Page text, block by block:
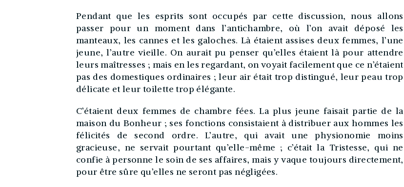
Pendant que les esprits sont occupés par cette discussion, nous allons
passer pour un moment dans l’antichambre, où l’on avait déposé les
manteaux, les cannes et les galoches. Là étaient assises deux femmes, l’une
jeune, l’autre vieille. On aurait pu penser qu’elles étaient là pour attendre
leurs maîtresses ; mais en les regardant, on voyait facilement que ce n’étaient
pas des domestiques ordinaires ; leur air était trop distingué, leur peau trop
délicate et leur toilette trop élégante.
C’étaient deux femmes de chambre fées. La plus jeune faisait partie de la
maison du Bonheur ; ses fonctions consistaient à distribuer aux hommes les
félicités de second ordre. L’autre, qui avait une physionomie moins
gracieuse, ne servait pourtant qu’elle-même ; c’était la Tristesse, qui ne
confie à personne le soin de ses affaires, mais y vaque toujours directement,
pour être sûre qu’elles ne seront pas négligées.